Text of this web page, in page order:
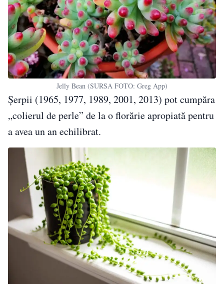
Jelly Bean (SURSA FOTO: Greg App)
Șerpii (1965, 1977, 1989, 2001, 2013) pot cumpăra
„colierul de perle” de la o florărie apropiată pentru
a avea un an echilibrat.